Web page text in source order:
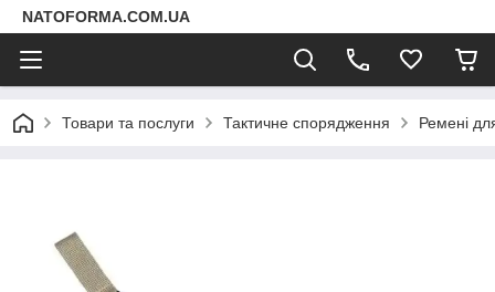
NATOFORMA.COM.UA
Товари та послуги Тактичне спорядження Ремені